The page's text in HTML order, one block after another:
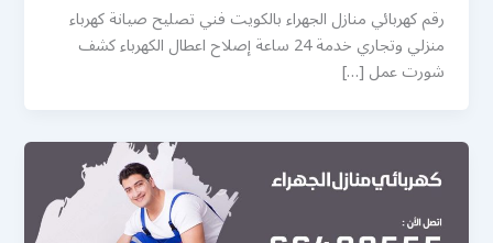
رقم كهربائي منازل الجهراء بالكويت فني تصليح صيانة كهرباء
منزلي وتجاري خدمة 24 ساعة إصلاح اعطال الكهرباء كشف
شورت عمل […]